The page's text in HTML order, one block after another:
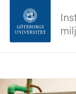
Sidfoten
Bild